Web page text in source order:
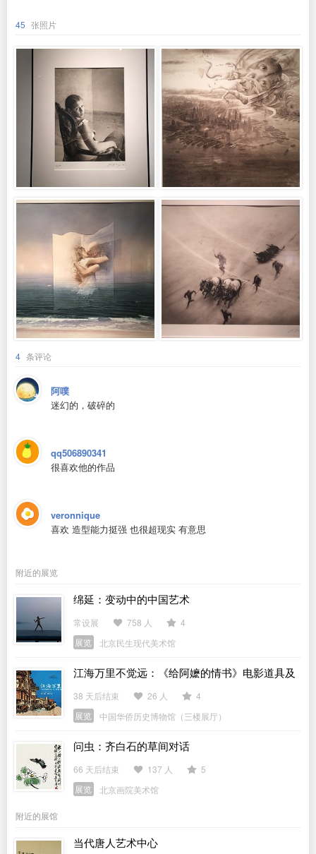
45 张照片
4 条评论
阿噗
迷幻的，破碎的
qq506890341
很喜欢他的作品
veronnique
喜欢 造型能力挺强 也很超现实 有意思
附近的展览
绵延：变动中的中国艺术
常设展 758 人
4
展览
北京民生现代美术馆
江海万里不觉远：《给阿嬷的情书》电影道具及
侨批文物特展
38 天后结束 26 人
4
展览
中国华侨历史博物馆（三楼展厅）
问虫：齐白石的草间对话
66 天后结束 137 人
5
展览
北京画院美术馆
附近的展馆
当代唐人艺术中心